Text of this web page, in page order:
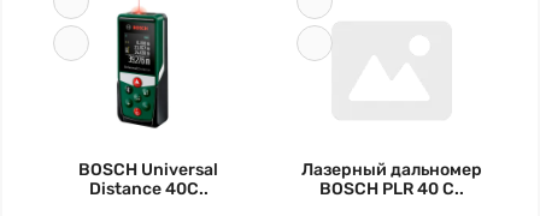
BOSCH Universal
Distance 40C..
Лазерный дальномер
BOSCH PLR 40 C..